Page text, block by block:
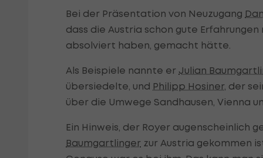
Bei der Präsentation von Neuzugang
dass die Austria schon gute
absolviert haben, gemacht hätte.
Als Beispiele nannte er Julian
übersiedelte, und Philipp Hosiner, der
über die Umwege Sandhausen, Vienna
Ein Hinweis, der Royer augenscheinlich
Baumgartlinger zur Austria gekommen